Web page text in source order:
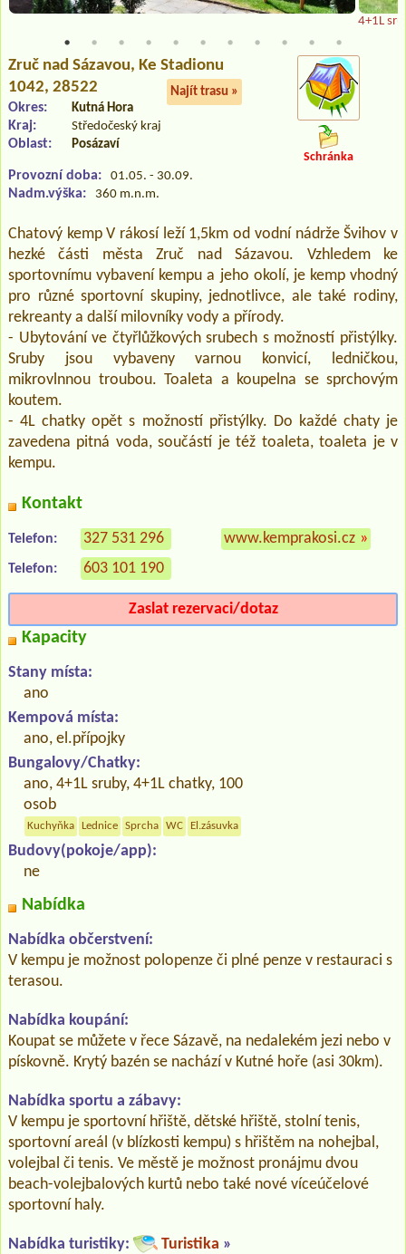
4+1L
Zruč nad Sázavou, Ke Stadionu
1042, 28522
Najít trasu »
Okres: Kutná Hora
Kraj: Středočeský kraj
Oblast: Posázaví
Provozní doba: 01.05. - 30.09.
Nadm.výška: 360 m.n.m.
Schránka
Chatový kemp V rákosí leží 1,5km od vodní nádrže Švihov v
hezké části města Zruč nad Sázavou. Vzhledem ke
sportovnímu vybavení kempu a jeho okolí, je kemp vhodný
pro různé sportovní skupiny, jednotlivce, ale také rodiny,
rekreanty a další milovníky vody a přírody.
- Ubytování ve čtyřlůžkových srubech s možností přistýlky.
Sruby jsou vybaveny varnou konvicí, ledničkou,
mikrovlnnou troubou. Toaleta a koupelna se sprchovým
koutem.
- 4L chatky opět s možností přistýlky. Do každé chaty je
zavedena pitná voda, součástí je též toaleta, toaleta je v
kempu.
Kontakt
Telefon: 327 531 296
Telefon: 603 101 190
www.kemprakosi.cz »
Zaslat rezervaci/dotaz
Kapacity
Stany místa:
ano
Kempová místa:
ano, el.přípojky
Bungalovy/Chatky:
ano, 4+1L sruby, 4+1L chatky, 100
osob
Kuchyňka Lednice Sprcha WC El.zásuvka
Budovy(pokoje/app):
ne
Nabídka
Nabídka občerstvení:
V kempu je možnost polopenze či plné penze v restauraci s
terasou.
Nabídka koupání:
Koupat se můžete v řece Sázavě, na nedalekém jezi nebo v
pískovně. Krytý bazén se nachází v Kutné hoře (asi 30km).
Nabídka sportu a zábavy:
V kempu je sportovní hřiště, dětské hřiště, stolní tenis,
sportovní areál (v blízkosti kempu) s hřištěm na nohejbal,
volejbal či tenis. Ve městě je možnost pronájmu dvou
beach-volejbalových kurtů nebo také nové víceúčelové
sportovní haly.
Nabídka turistiky: Turistika »